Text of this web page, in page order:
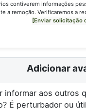
contiverem informações
a remoção. Verificaremos a
[Enviar solicitação
Adicionar
informar aos outros
É perturbador ou